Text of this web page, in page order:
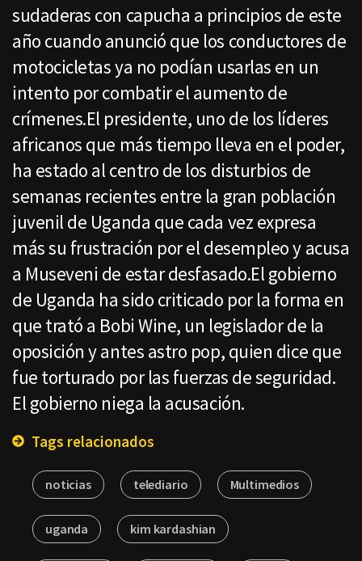
sudaderas con capucha a principios de este
año cuando anunció que los conductores de
motocicletas ya no podían usarlas en un
intento por combatir el aumento de
crímenes.El presidente, uno de los líderes
africanos que más tiempo lleva en el poder,
ha estado al centro de los disturbios de
semanas recientes entre la gran población
juvenil de Uganda que cada vez expresa
más su frustración por el desempleo y acusa
a Museveni de estar desfasado.El gobierno
de Uganda ha sido criticado por la forma en
que trató a Bobi Wine, un legislador de la
oposición y antes astro pop, quien dice que
fue torturado por las fuerzas de seguridad.
El gobierno niega la acusación.
Tags relacionados
noticias telediario Multimedios
uganda kim kardashian